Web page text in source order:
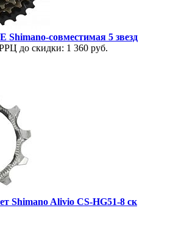
Shimano-совместимая 5 звезд
до скидки: 1 360 руб.
Shimano Alivio CS-HG51-8 ск